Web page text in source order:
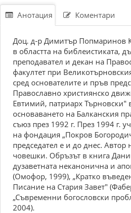
Анотация Коментари
Доц. д-р Димитър Попмаринов
в областта на библеистиката,
преподавател и декан на
факултет при
сред основателите и пръв
Православно християнско
Евтимий, патриарх Търновски"
основаването на Балканския
съюз през 1992 г. През 1994 г.
на фондация „Покров
председател е и до днес. Автор
човешки. Обръзът в книга
дузаветната неканонична и
(Омофор, 1999), „Кратко
Писание на Стария Завет"
„Съвременни богословски
2004).